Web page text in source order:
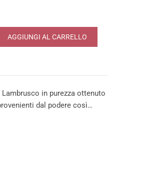
Sorbara DOP
AGGIUNGI AL CARRELLO
in purezza ottenuto
dal podere così…